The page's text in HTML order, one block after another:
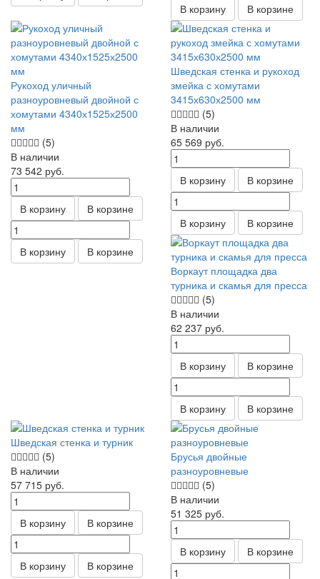
В корзину В корзине
Рукоход уличный
разноуровневый двойной с
хомутами 4340х1525х2500
мм
(5)
В наличии
73 542 руб.
В корзину В корзине
В корзину В корзине
Шведская стенка и рукоход
змейка с хомутами
3415х630х2500 мм
(5)
В наличии
65 569 руб.
В корзину В корзине
В корзину В корзине
Воркаут площадка два
турника и скамья для пресса
(5)
В наличии
62 237 руб.
В корзину В корзине
В корзину В корзине
Шведская стенка и турник
(5)
В наличии
57 715 руб.
В корзину В корзине
В корзину В корзине
Брусья двойные
разноуровневые
(5)
В наличии
51 325 руб.
В корзину В корзине